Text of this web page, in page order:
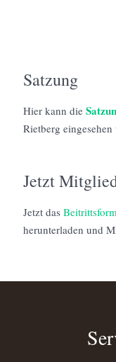
Satzung
Hier kann die
Rietberg eingesehen
Jetzt
Jetzt das
herunterladen und